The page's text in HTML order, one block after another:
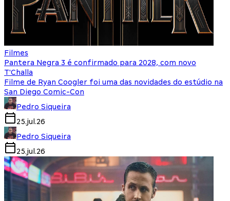
Filmes
Pantera Negra 3 é confirmado para 2028, com novo
T'Challa
Filme de Ryan Coogler foi uma das novidades do estúdio na
San Diego Comic-Con
Pedro Siqueira
25.jul.26
Pedro Siqueira
25.jul.26